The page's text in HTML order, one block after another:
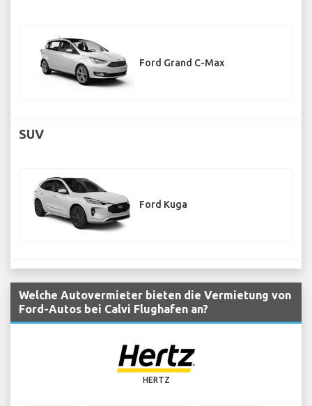
Ford Grand C-Max
SUV
Ford Kuga
Welche Autovermieter bieten die Vermietung von
Ford-Autos bei Calvi Flughafen an?
HERTZ